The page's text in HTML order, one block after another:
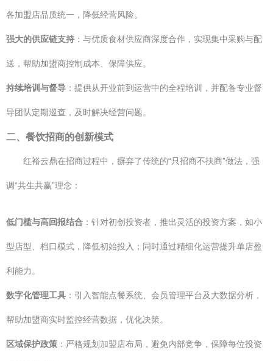
各加盟店品质统一，降低经营风险。
强大的供应链支持 ：与优质食材供应商深度合作，实现集中采购与配
送，帮助加盟商控制成本、保障供应。
持续培训与督导 ：提供从开业前到运营中的全程培训，并配备专业督
导团队定期巡查，及时解决经营问题。
二、餐饮招商的创新模式
红裕云鼎在招商过程中，摒弃了传统的“只招商不扶商”做法，强
调“共生共赢”理念：
低门槛与高回报结合 ：针对初创投资者，推出灵活的投资方案，如小
型店型、档口模式，降低初始投入；同时通过精细化运营提升单店盈
利能力。
数字化管理工具 ：引入智能点餐系统、会员管理平台及大数据分析，
帮助加盟商实时监控经营数据，优化决策。
区域保护政策 ：严格规划加盟店布局，避免内部竞争，保障每位投资